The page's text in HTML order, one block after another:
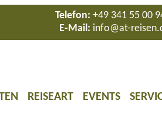
Telefon: +49 341 55 00
E-Mail: info@at-
REISEART EVENTS